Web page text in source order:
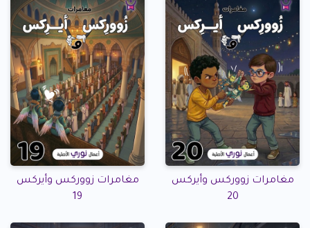
مغامرات زووركس وأيركس
20
مغامرات زووركس وأيركس
19